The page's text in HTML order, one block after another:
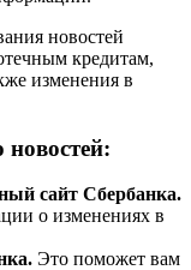
новостей
кредитам,
изменения в
сайт Сбербанка.
о изменениях в
Это поможет вам